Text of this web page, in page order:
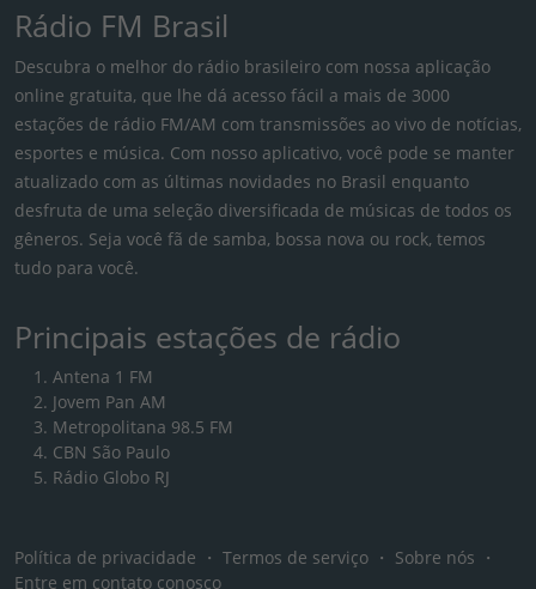
Rádio FM Brasil
Descubra o melhor do rádio brasileiro com nossa aplicação
online gratuita, que lhe dá acesso fácil a mais de 3000
estações de rádio FM/AM com transmissões ao vivo de notícias,
esportes e música. Com nosso aplicativo, você pode se manter
atualizado com as últimas novidades no Brasil enquanto
desfruta de uma seleção diversificada de músicas de todos os
gêneros. Seja você fã de samba, bossa nova ou rock, temos
tudo para você.
Principais estações de rádio
Antena 1 FM
Jovem Pan AM
Metropolitana 98.5 FM
CBN São Paulo
Rádio Globo RJ
Política de privacidade ・ Termos de serviço ・ Sobre nós ・
Entre em contato conosco